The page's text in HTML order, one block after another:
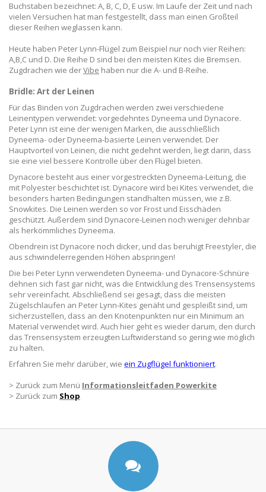
Buchstaben bezeichnet: A, B, C, D, E usw. Im Laufe der Zeit und nach
vielen Versuchen hat man festgestellt, dass man einen Großteil
dieser Reihen weglassen kann.
Heute haben Peter Lynn-Flügel zum Beispiel nur noch vier Reihen:
A,B,C und D. Die Reihe D sind bei den meisten Kites die Bremsen.
Zugdrachen wie derVibe haben nur die A- und B-Reihe.
Bridle: Art der Leinen
Für das Binden von Zugdrachen werden zwei verschiedene
Leinentypen verwendet: vorgedehntes Dyneema und Dynacore.
Peter Lynn ist eine der wenigen Marken, die ausschließlich
Dyneema- oder Dyneema-basierte Leinen verwendet. Der
Hauptvorteil von Leinen, die nicht gedehnt werden, liegt darin, dass
sie eine viel bessere Kontrolle über den Flügel bieten.
Dynacore besteht aus einer vorgestreckten Dyneema-Leitung, die
mit Polyester beschichtet ist. Dynacore wird bei Kites verwendet, die
besonders harten Bedingungen standhalten müssen, wie z.B.
Snowkites. Die Leinen werden so vor Frost und Eisschäden
geschützt. Außerdem sind Dynacore-Leinen noch weniger dehnbar
als herkömmliches Dyneema.
Obendrein ist Dynacore noch dicker, und das beruhigt Freestyler, die
aus schwindelerregenden Höhen abspringen!
Die bei Peter Lynn verwendeten Dyneema- und Dynacore-Schnüre
dehnen sich fast gar nicht, was die Entwicklung des Trensensystems
sehr vereinfacht. Abschließend sei gesagt, dass die meisten
Zügelschlaufen an Peter Lynn-Kites genäht und gespleißt sind, um
sicherzustellen, dass an den Knotenpunkten nur ein Minimum an
Material verwendet wird. Auch hier geht es wieder darum, den durch
das Trensensystem erzeugten Luftwiderstand so gering wie möglich
zu halten.
Erfahren Sie mehr darüber, wie ein Zugflügel funktioniert.
> Zurück zum Menü Informationsleitfaden Powerkite
> Zurück zum Shop